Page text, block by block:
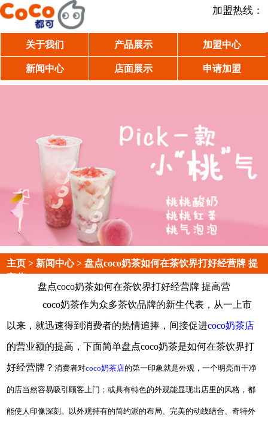
加盟热线：
关于我们 产品展示 加盟中心
新闻中心 店面展示 申请加盟
主页 > 新闻中心> 盘点coco奶茶如何在茶饮界打好经营牌 提
盘点coco奶茶如何在茶饮界打好经营牌 提高营
coco奶茶作为众多茶饮品牌的新生代表，从一上市
以来，就迅速得到消费者的热情追捧，间接促进coco奶茶店
的营业额的提高，下面简单盘点coco奶茶是如何在茶饮界打
好经营牌？消费者对coco奶茶店的第一印象就是外观，一个明亮而干净
的店当然容易吸引顾客上门；或具有特色的外观能显现出店里的风格，都
能使人印像深刻。以外观持有的简约派的布局、完美的动线结合、奇特外